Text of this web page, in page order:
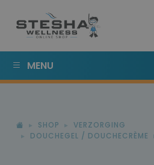
MENU
SHOP
VERZORGING
DOUCHEGEL / DOUCHECRÈME